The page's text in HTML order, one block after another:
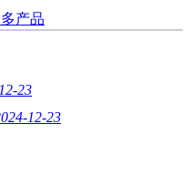
产品
23
12-23